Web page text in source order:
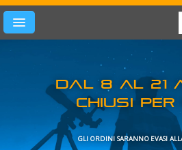
PRODOTTI
LEARN & FUN